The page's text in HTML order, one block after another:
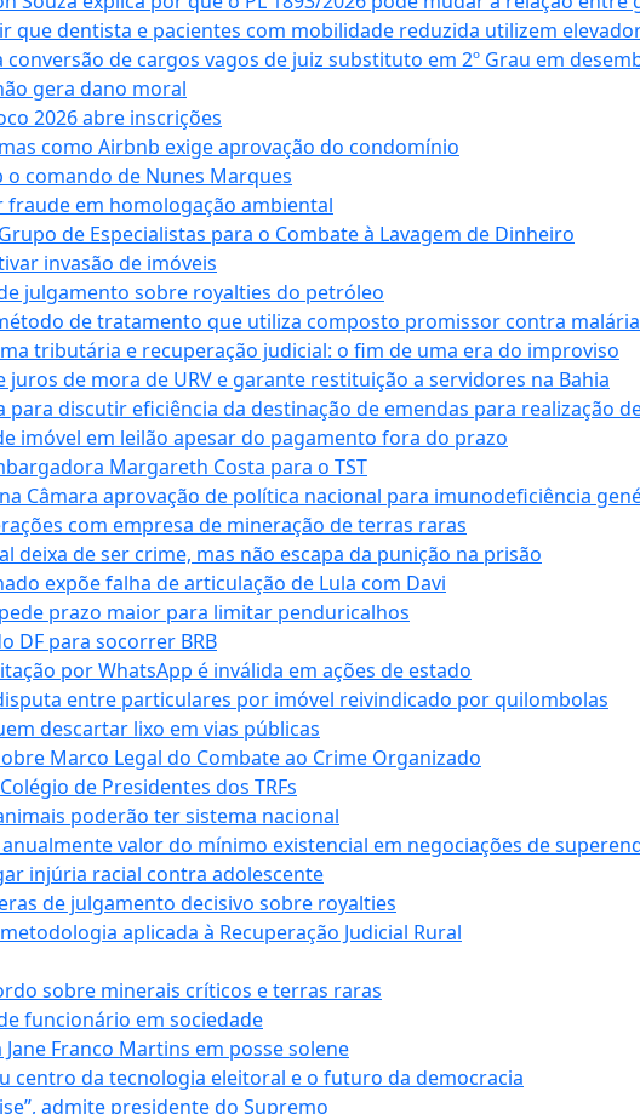
que dentista e pacientes com mobilidade reduzida utilizem
de cargos vagos de juiz substituto em 2º Grau em
gera dano moral
2026 abre inscrições
como Airbnb exige aprovação do condomínio
o comando de Nunes Marques
em homologação ambiental
de Especialistas para o Combate à Lavagem de Dinheiro
invasão de imóveis
julgamento sobre royalties do petróleo
de tratamento que utiliza composto promissor contra
tributária e recuperação judicial: o fim de uma era do improviso
juros de mora de URV e garante restituição a servidores na Bahia
para discutir eficiência da destinação de emendas para realização
imóvel em leilão apesar do pagamento fora do prazo
Margareth Costa para o TST
Câmara aprovação de política nacional para imunodeficiência
com empresa de mineração de terras raras
deixa de ser crime, mas não escapa da punição na prisão
expõe falha de articulação de Lula com Davi
prazo maior para limitar penduricalhos
DF para socorrer BRB
por WhatsApp é inválida em ações de estado
entre particulares por imóvel reivindicado por quilombolas
descartar lixo em vias públicas
Marco Legal do Combate ao Crime Organizado
de Presidentes dos TRFs
poderão ter sistema nacional
valor do mínimo existencial em negociações de
injúria racial contra adolescente
de julgamento decisivo sobre royalties
aplicada à Recuperação Judicial Rural
sobre minerais críticos e terras raras
funcionário em sociedade
Franco Martins em posse solene
centro da tecnologia eleitoral e o futuro da democracia
admite presidente do Supremo